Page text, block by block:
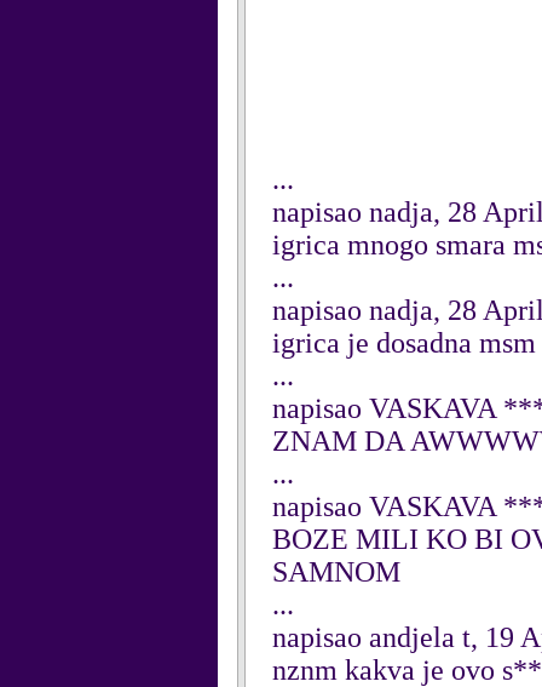
...
napisao nadja, 28
igrica mnogo smara
...
napisao nadja, 28
igrica je dosadna
...
napisao VASKAVA
ZNAM DA
...
napisao VASKAVA
BOZE MILI KO BI
SAMNOM
...
napisao andjela t, 19
nznm kakva je ovo